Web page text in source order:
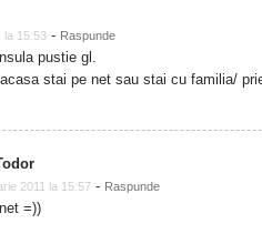
la 15:53 - Raspunde
pustie gl.
stai pe net sau stai cu familia/
2011 la 15:57 - Raspunde
=))